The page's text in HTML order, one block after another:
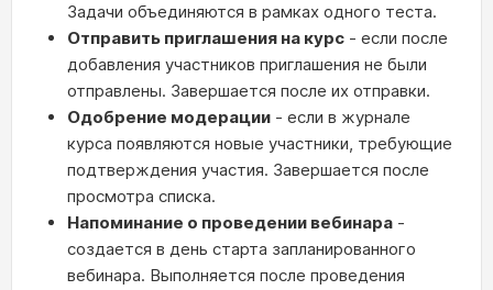
Задачи объединяются в рамках одного теста.
Отправить приглашения на курс - если после
добавления участников приглашения не были
отправлены. Завершается после их отправки.
Одобрение модерации - если в журнале
курса появляются новые участники, требующие
подтверждения участия. Завершается после
просмотра списка.
Напоминание о проведении вебинара -
создается в день старта запланированного
вебинара. Выполняется после проведения